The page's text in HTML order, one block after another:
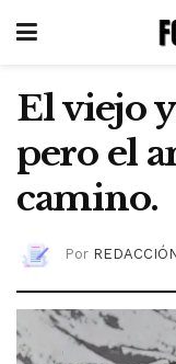
El viejo
pero el
camino.
Por